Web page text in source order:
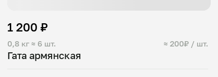
Гата армянская
0,8 кг ≈ 6 шт. ≈ 200₽ / шт.
1 200 ₽